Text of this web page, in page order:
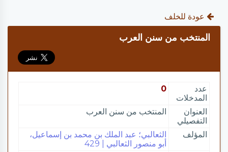
عودة للخلف
المنتخب من سنن العرب
عدد
المدخلات
0
العنوان
التفصيلي
المنتخب من سنن العرب
المؤلف
الثعالبي؛ عبد الملك بن محمد بن إسماعيل،
أبو منصور الثعالبي | 429